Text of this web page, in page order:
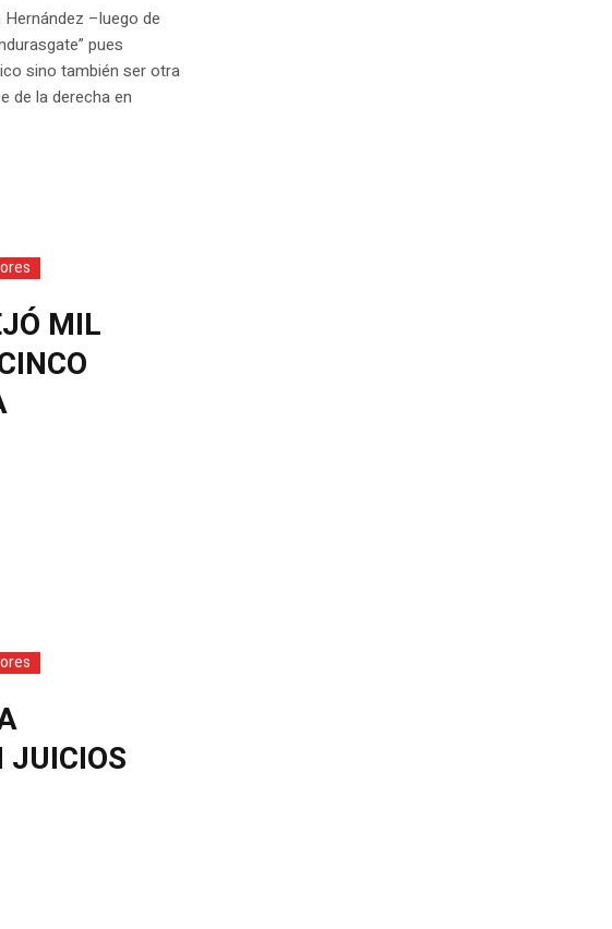
–luego de
pues
sino también ser otra
de la derecha en
MIL
JUICIOS